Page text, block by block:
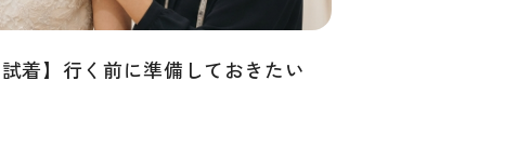
試着】行く前に準備しておきたい